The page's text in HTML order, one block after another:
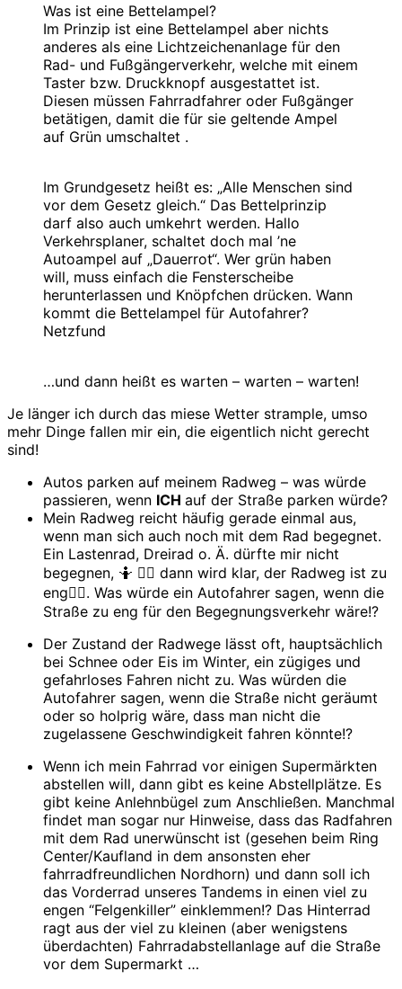
Was ist eine Bettelampel?
Im Prinzip ist eine Bettelampel aber nichts
anderes als eine Lichtzeichenanlage für den
Rad- und Fußgängerverkehr, welche mit einem
Taster bzw. Druckknopf ausgestattet ist.
Diesen müssen Fahrradfahrer oder Fußgänger
betätigen, damit die für sie geltende Ampel
auf Grün umschaltet .
Im Grundgesetz heißt es: „Alle Menschen sind
vor dem Gesetz gleich.“ Das Bettelprinzip
darf also auch umkehrt werden. Hallo
Verkehrsplaner, schaltet doch mal ’ne
Autoampel auf „Dauerrot“. Wer grün haben
will, muss einfach die Fensterscheibe
herunterlassen und Knöpfchen drücken. Wann
kommt die Bettelampel für Autofahrer?
Netzfund
…und dann heißt es warten – warten – warten!
Je länger ich durch das miese Wetter strample, umso
mehr Dinge fallen mir ein, die eigentlich nicht gerecht
sind!
Autos parken auf meinem Radweg – was würde
passieren, wenn ICH auf der Straße parken würde?
Mein Radweg reicht häufig gerade einmal aus,
wenn man sich auch noch mit dem Rad begegnet.
Ein Lastenrad, Dreirad o. Ä. dürfte mir nicht
begegnen, 🤷 🤷‍♂️ dann wird klar, der Radweg ist zu
eng🤷‍♂️. Was würde ein Autofahrer sagen, wenn die
Straße zu eng für den Begegnungsverkehr wäre!?
Der Zustand der Radwege lässt oft, hauptsächlich
bei Schnee oder Eis im Winter, ein zügiges und
gefahrloses Fahren nicht zu. Was würden die
Autofahrer sagen, wenn die Straße nicht geräumt
oder so holprig wäre, dass man nicht die
zugelassene Geschwindigkeit fahren könnte!?
Wenn ich mein Fahrrad vor einigen Supermärkten
abstellen will, dann gibt es keine Abstellplätze. Es
gibt keine Anlehnbügel zum Anschließen. Manchmal
findet man sogar nur Hinweise, dass das Radfahren
mit dem Rad unerwünscht ist (gesehen beim Ring
Center/Kaufland in dem ansonsten eher
fahrradfreundlichen Nordhorn) und dann soll ich
das Vorderrad unseres Tandems in einen viel zu
engen “Felgenkiller” einklemmen!? Das Hinterrad
ragt aus der viel zu kleinen (aber wenigstens
überdachten) Fahrradabstellanlage auf die Straße
vor dem Supermarkt …